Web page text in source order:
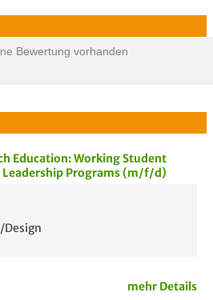
Bewertung vorhanden
Education: Working Student
Programs (m/f/d)
mehr Details